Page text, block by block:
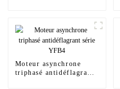
Moteur asynchrone
triphasé antidéflagrant